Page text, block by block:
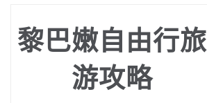
黎巴嫩自由行旅
游攻略